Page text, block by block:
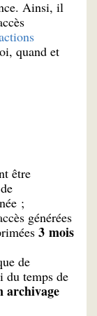
Ainsi, il
quand et
être
;
générées
3 mois
de
du temps de
archivage